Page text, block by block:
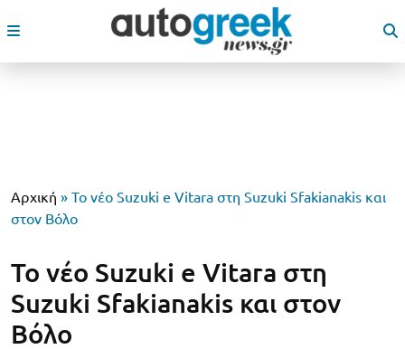
Αρχική » Το νέο Suzuki e Vitara στη Suzuki Sfakianakis και
στον Βόλο
Το νέο Suzuki e Vitara στη
Suzuki Sfakianakis και στον
Βόλο